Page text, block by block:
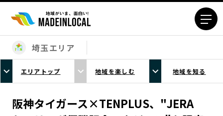
エリアから探す
北海道エリア
青森エリア
岩手エリア
秋田エリア
埼玉エリア
エリアトップ 地域を楽しむ 地域を知る
阪神タイガース×TENPLUS、"JERA